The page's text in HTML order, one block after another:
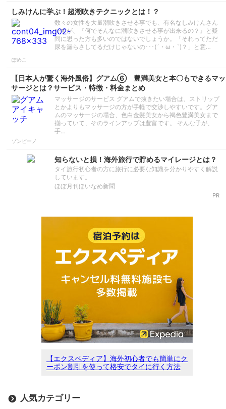
しみけんに学ぶ！超潮吹きテクニックとは！？
数々の女性を大量潮吹きさせる事でも、有名なしみけんさん
ですが、『何でそんなに潮吹きさせる事が出来るの？』と疑
問に思った方も多いのではないでしょうか。「それってただ
尿を漏らさしてるだけじゃないの･･･(´・ω・`)？」と意…
ぽめこ
【日本人が驚く海外風俗】グアム⑥ 豊満美女と本〇もできるマッ
サージとは？サービス・特徴・料金まとめ
マッサージのサービス グアムで抜きたい場合は、ストリップ
とかよりもマッサージの方が手軽で交渉しやすいです。グア
ムのマッサージの場合、色白金髪美女から褐色豊満美女まで
揃っていて、そのラインアップは豊富です。 そんな子が、
手…
ゾンビーノ
知らないと損！海外旅行で貯めるマイレージとは？
タイ旅行初心者の方に旅行に必要な知識を分かりやすく解説
しています。
ほぼ月刊ほいなめ新聞
PR
【エクスペディア】海外初心者でも簡単にク
ーポン割引を使って格安でタイに行く方法
人気カテゴリー